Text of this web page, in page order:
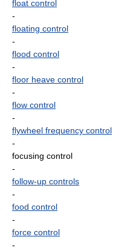
float control
-
floating control
-
flood control
-
floor heave control
-
flow control
-
flywheel frequency control
-
focusing control
-
follow-up controls
-
food control
-
force control
-